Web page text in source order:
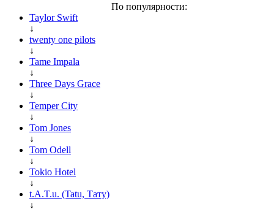
По популярности:
Taylor Swift
↓
twenty one pilots
↓
Tame Impala
↓
Three Days Grace
↓
Temper City
↓
Tom Jones
↓
Tom Odell
↓
Tokio Hotel
↓
t.A.T.u. (Tatu, Тату)
↓